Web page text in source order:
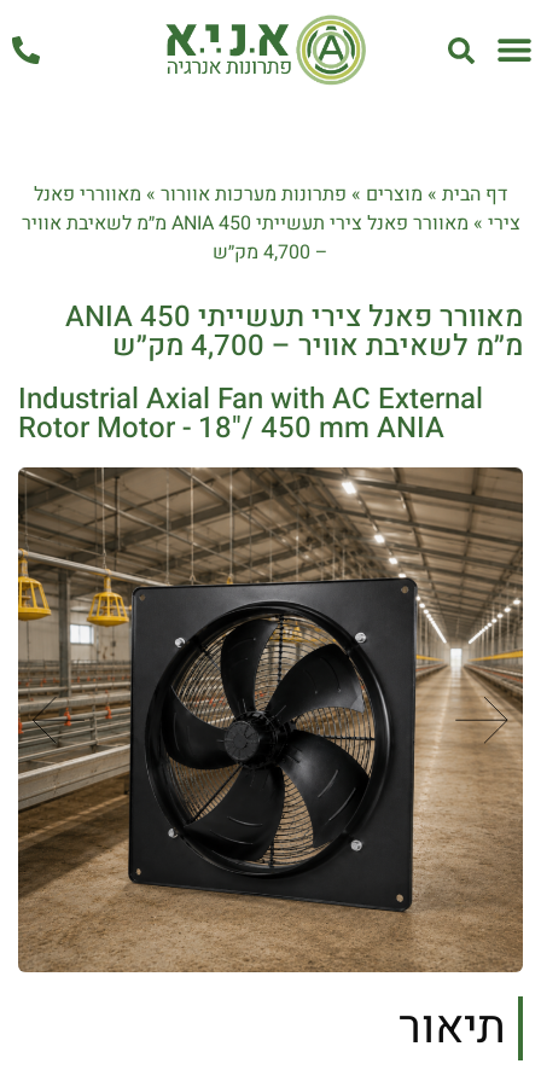
דף הבית » מוצרים » פתרונות מערכות אוורור » מאווררי פאנל
צירי »
מאוורר פאנל צירי תעשייתי ANIA 450 מ״מ לשאיבת אוויר
– 4,700 מק״ש
מאוורר פאנל צירי תעשייתי ANIA 450
מ״מ לשאיבת אוויר – 4,700 מק״ש
Industrial Axial Fan with AC External
Rotor Motor - 18"/ 450 mm ANIA
תיאור